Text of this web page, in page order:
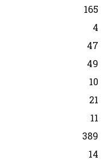
165
4
47
49
10
21
11
389
14